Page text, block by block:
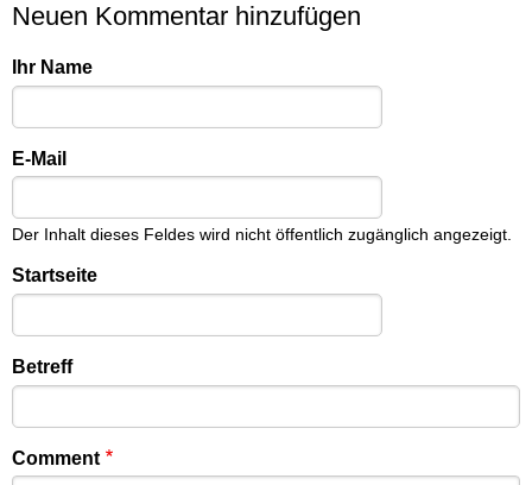
Neuen Kommentar hinzufügen
Ihr Name
E-Mail
Der Inhalt dieses Feldes wird nicht öffentlich zugänglich angezeigt.
Startseite
Betreff
Comment